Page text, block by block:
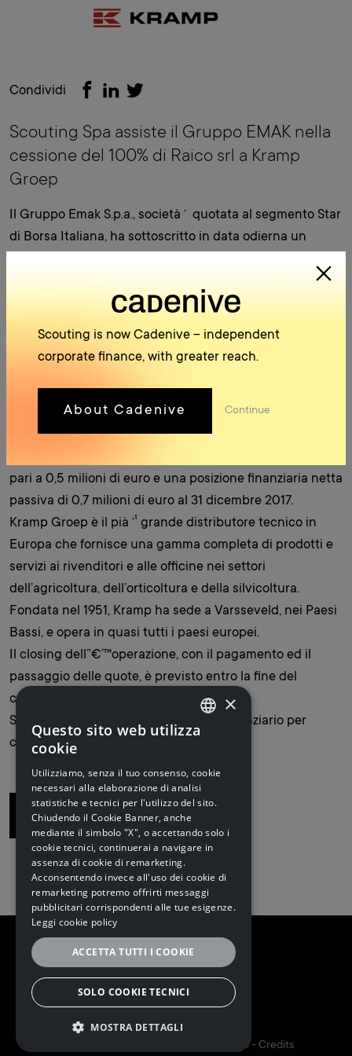
Condividi
Scouting Spa assiste il Gruppo EMAK nella
cessione del 100% di Raico srl a Kramp
Groep
Il Gruppo Emak S.p.a., società ‘ quotata al segmento Star
di Borsa Italiana, ha sottoscritto in data odierna un
sociale di Raico S.r.l. a Kramp S.r.l., controllata italiana con
sede a Reggio Emilia del Kramp Groep, leader europeo
nella distribuzione di ricambi e accessori per il settore
agricolo. Tale accordo prevede un corrispettivo di 5,5
Raico è una società ‘ specializzata nella distribuzione di
componenti e accessori per trattori agricoli, macchine
industriali e movimento terra, con un fatturato pari a
pari a 0,5 milioni di euro e una posizione finanziaria netta
passiva di 0,7 milioni di euro al 31 dicembre 2017.
Kramp Groep è il pià ‘¹ grande distributore tecnico in
Europa che fornisce una gamma completa di prodotti e
servizi ai rivenditori e alle officine nei settori
dell’agricoltura, dell’orticoltura e della silvicoltura.
Fondata nel 1951, Kramp ha sede a Varsseveld, nei Paesi
Bassi, e opera in quasi tutti i paesi europei.
Il closing dell”€’™operazione, con il pagamento ed il
passaggio delle quote, è previsto entro la fine del
corrente mese di marzo.
Scouting Spa ha agito come advisor finanziario per
conto di Emak Spa.
Torna alla lista
Follow us
5I&PARTNERS S.P.A. | P.I. 02173160348 - Credits
Scouting is now Cadenive – independent
corporate finance, with greater reach.
About Cadenive Continue
×
Questo sito web utilizza
cookie
Utilizziamo, senza il tuo consenso, cookie
necessari alla elaborazione di analisi
statistiche e tecnici per l'utilizzo del sito.
Chiudendo il Cookie Banner, anche
mediante il simbolo "X", o accettando solo i
cookie tecnici, continuerai a navigare in
assenza di cookie di remarketing.
Acconsentendo invece all'uso dei cookie di
remarketing potremo offrirti messaggi
pubblicitari corrispondenti alle tue esigenze.
Leggi cookie policy
ACCETTA TUTTI I COOKIE
SOLO COOKIE TECNICI
MOSTRA DETTAGLI